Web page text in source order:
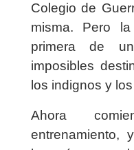
Colegio de
misma. Pero
primera de
imposibles
los indignos y
Ahora
entrenamiento,